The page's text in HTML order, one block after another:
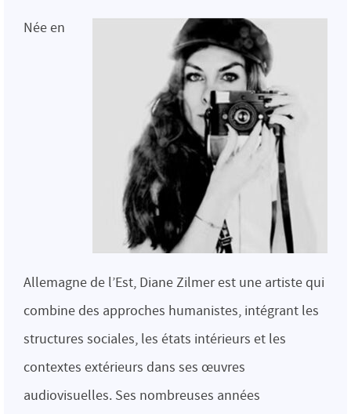
Née en
Allemagne de l’Est, Diane Zilmer est une artiste qui
combine des approches humanistes, intégrant les
structures sociales, les états intérieurs et les
contextes extérieurs dans ses œuvres
audiovisuelles. Ses nombreuses années